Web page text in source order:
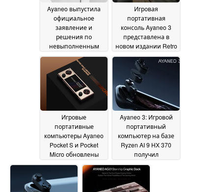
Ayaneo выпустила
официальное
заявление и
решения по
невыполненным
заказам Flip DS и Flip
27 February 2025
Игровая
портативная
консоль Ayaneo 3
представлена в
новом издании Retro
Power Edition перед
выпуском
22 January
2025
Игровые
портативные
компьютеры Ayaneo
Pocket S и Pocket
Micro обновлены
новыми версиями29
December 2024
Ayaneo 3: Игровой
портативный
компьютер на базе
Ryzen AI 9 HX 370
получил
информацию о
сроках запуска
December 2024